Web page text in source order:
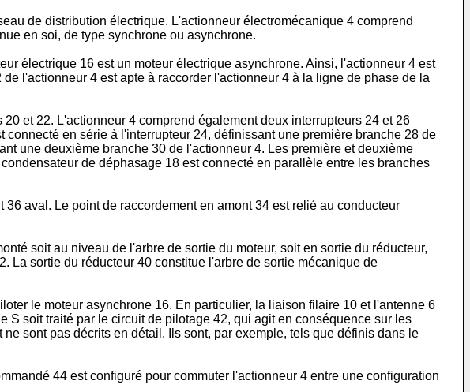
de distribution électrique. L'actionneur électromécanique 4 comprend
en soi, de type synchrone ou asynchrone.
électrique 16 est un moteur électrique asynchrone. Ainsi, l'actionneur 4 est
l'actionneur 4 est apte à raccorder l'actionneur 4 à la ligne de phase de la
et 22. L'actionneur 4 comprend également deux interrupteurs 24 et 26
en série à l'interrupteur 24, définissant une première branche 28 de
une deuxième branche 30 de l'actionneur 4. Les première et deuxième
de déphasage 18 est connecté en parallèle entre les branches
aval. Le point de raccordement en amont 34 est relié au conducteur
soit au niveau de l'arbre de sortie du moteur, soit en sortie du réducteur,
La sortie du réducteur 40 constitue l'arbre de sortie mécanique de
le moteur asynchrone 16. En particulier, la liaison filaire 10 et l'antenne 6
soit traité par le circuit de pilotage 42, qui agit en conséquence sur les
sont pas décrits en détail. Ils sont, par exemple, tels que définis dans le
44 est configuré pour commuter l'actionneur 4 entre une configuration